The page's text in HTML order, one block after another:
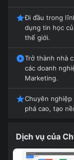
Đi đầu trong
dụng tin học
thế giới.
Trở thành nhà
các doanh
Marketing.
Chuyên nghiệp
phá cao, tạo
Dịch vụ của